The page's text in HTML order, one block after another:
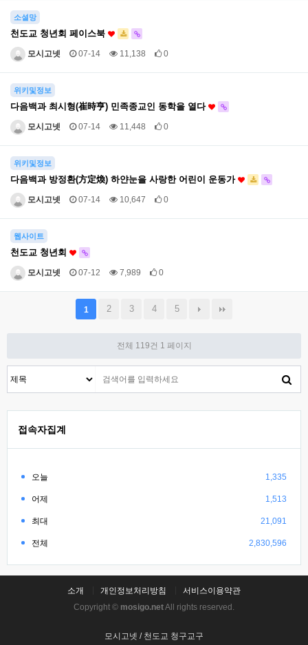
소셜망
천도교 청년회 페이스북
모시고넷 07-14 11,138 0
위키및정보
다음백과 최시형(崔時亨) 민족종교인 동학을 열다
모시고넷 07-14 11,448 0
위키및정보
다음백과 방정환(方定煥) 하얀눈을 사랑한 어린이 운동가
모시고넷 07-14 10,647 0
웹사이트
천도교 청년회
모시고넷 07-12 7,989 0
1 2 3 4 5
전체 119건 1 페이지
접속자집계
오늘 1,335
어제 1,513
최대 21,091
전체 2,830,596
소개 개인정보처리방침
서비스이용약관
Copyright © mosigo.netAll rights reserved.
모시고넷 / 천도교 청구교구